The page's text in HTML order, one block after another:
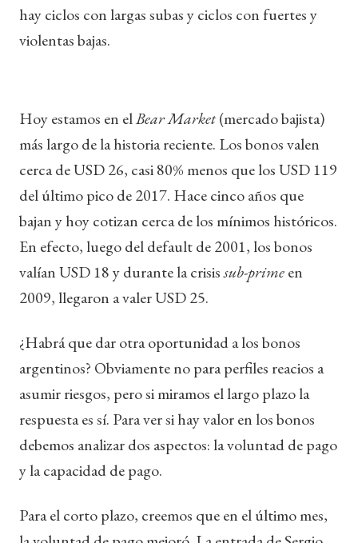
hay ciclos con largas subas y ciclos con fuertes y
violentas bajas.
Hoy estamos en elBear Market(mercado bajista)
más largo de la historia reciente. Los bonos valen
cerca de USD 26, casi 80% menos que los USD 119
del último pico de 2017. Hace cinco años que
bajan y hoy cotizan cerca de los mínimos históricos.
En efecto, luego del default de 2001, los bonos
valían USD 18 y durante la crisissub-primeen
2009, llegaron a valer USD 25.
¿Habrá que dar otra oportunidad a los bonos
argentinos? Obviamente no para perfiles reacios a
asumir riesgos, pero si miramos el largo plazo la
respuesta es sí. Para ver si hay valor en los bonos
debemos analizar dos aspectos: la voluntad de pago
y la capacidad de pago.
Para el corto plazo, creemos que en el último mes,